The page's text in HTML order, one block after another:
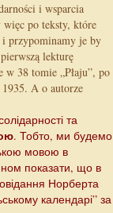
i wsparcia
więc po teksty, które
i przypominamy je by
lekturę
w 38 tomie „Płaju”, po
A o autorze
та
. Тобто, ми будемо
мовою в
показати, що в
Норберта
календарі” за